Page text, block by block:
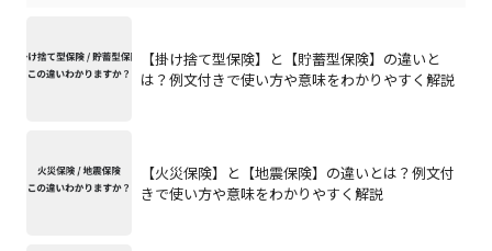
【掛け捨て型保険】と【貯蓄型保険】の違いと
は？例文付きで使い方や意味をわかりやすく解説
【火災保険】と【地震保険】の違いとは？例文付
きで使い方や意味をわかりやすく解説